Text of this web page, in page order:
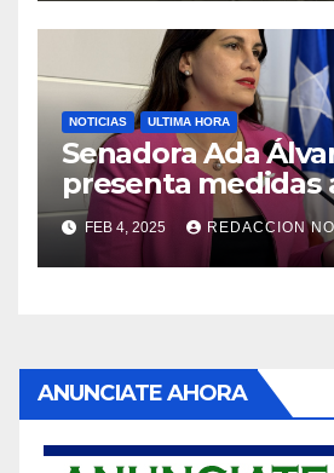
NOTICIAS ULTIMA HORA
Senadora Ada
presenta medidas
violencia en el
FEB 4, 2025 REDACCION
ANUNCIATE AHORA